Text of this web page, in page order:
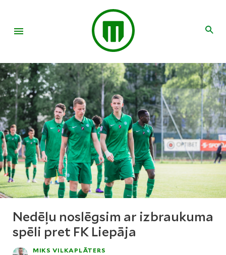
Nedēļu noslēgsim ar izbraukuma
spēli pret FK Liepāja
MIKS VILKAPLĀTERS